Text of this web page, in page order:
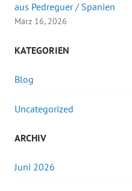
aus Pedreguer / Spanien
März 16, 2026
KATEGORIEN
Blog
Uncategorized
ARCHIV
Juni 2026